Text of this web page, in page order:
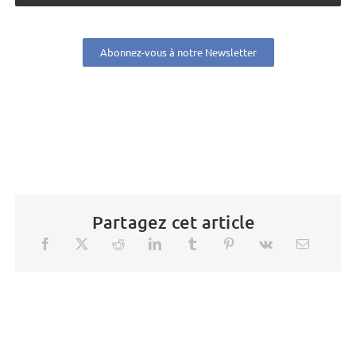
Abonnez-vous à notre Newsletter
Partagez cet article